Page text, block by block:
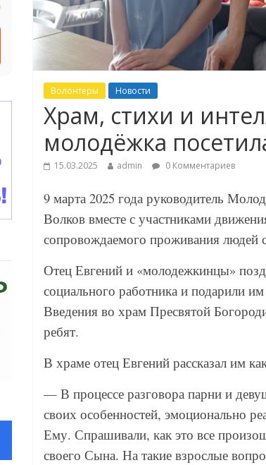
Волонтеры Новости
Храм, стихи и
молодёжка
15.03.2025 admin 0 Комментариев
9 марта 2025 года руководитель
Волков вместе с участниками
сопровождаемого проживания людей
Отец Евгений и «молодежкинцы»
социального работника и подарили
Введения во храм Пресвятой
ребят.
В храме отец Евгений рассказал им
— В процессе разговора парни и
своих особенностей, эмоционально
Ему. Спрашивали, как это все
своего Сына. На такие взрослые